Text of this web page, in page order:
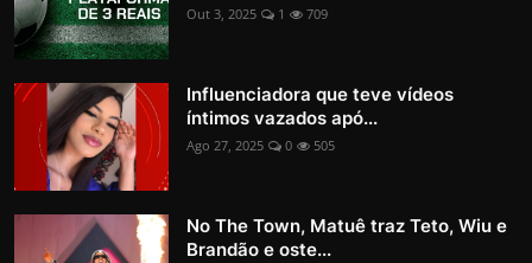
Out 3, 2025 1 709
Influenciadora que teve vídeos
íntimos vazados apó...
Ago 27, 2025 0 505
No The Town, Matuê traz Teto, Wiu e
Brandão e oste...